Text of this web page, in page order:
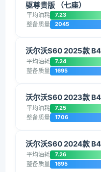
驱尊贵版 （七座）
平均油耗 7.23
整备质量 2045
沃尔沃S60 2025款
平均油耗 7.24
整备质量 1695
沃尔沃S60 2023款
平均油耗 7.25
整备质量 1706
沃尔沃S60 2024款
平均油耗 7.26
整备质量 1695